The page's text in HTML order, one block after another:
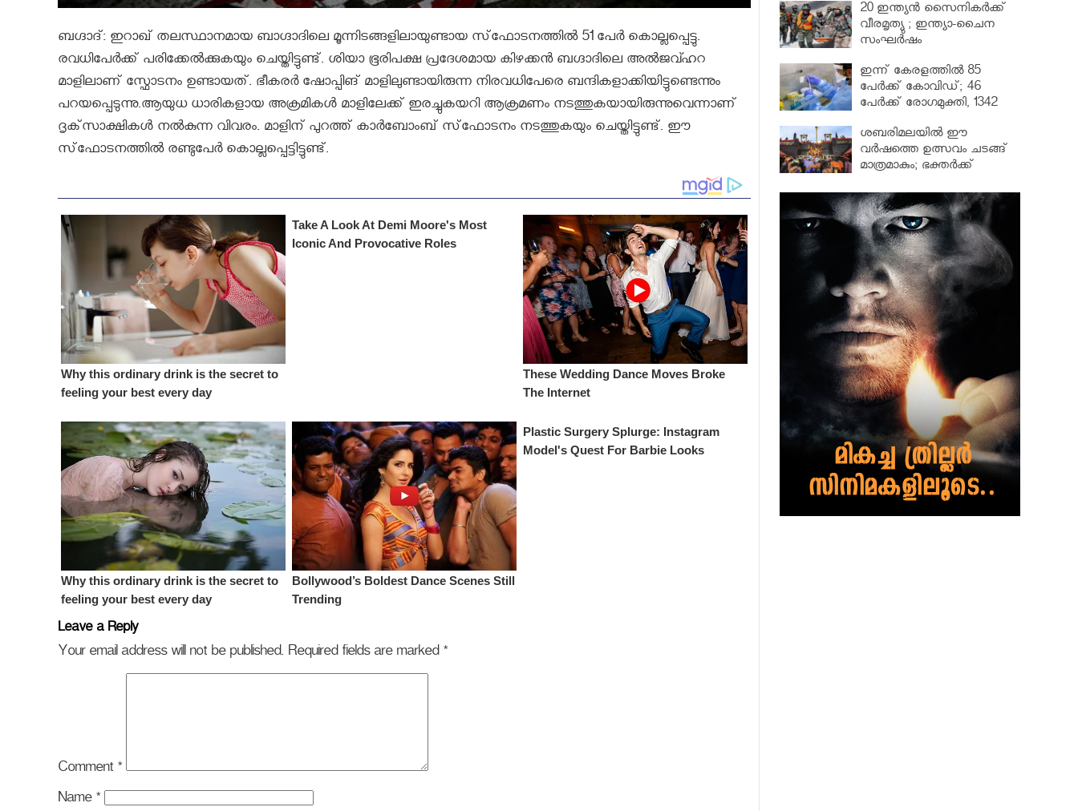
ബഗ്ദാദ്: ഇറാഖ് തലസ്ഥാനമായ ബാഗ്ദാദിലെ മൂന്നിടങ്ങളിലായുണ്ടായ സ്‌ഫോടനത്തില്‍ 51 പേര്‍ കൊല്ലപ്പെട്ടു.
രവധിപേര്‍ക്ക് പരിക്കേല്‍ക്കുകയും ചെയ്തിട്ടുണ്ട്. ശിയാ ഭൂരിപക്ഷ പ്രദേശമായ കിഴക്കന്‍ ബഗ്ദാദിലെ അല്‍ജവ്ഹറ
മാളിലാണ് സ്ഫോടനം ഉണ്ടായത്. ഭീകരര്‍ ഷോപ്പിങ് മാളിലുണ്ടായിരുന്ന നിരവധിപേരെ ബന്ദികളാക്കിയിട്ടുണ്ടെന്നും
പറയപ്പെടുന്നു.ആയുധ ധാരികളായ അക്രമികള്‍ മാളിലേക്ക് ഇരച്ചുകയറി ആക്രമണം നടത്തുകയായിരുന്നുവെന്നാണ്
ദൃക്‌സാക്ഷികള്‍ നല്‍കുന്ന വിവരം. മാളിന് പുറത്ത് കാര്‍ബോംബ് സ്‌ഫോടനം നടത്തുകയും ചെയ്തിട്ടുണ്ട്. ഈ
സ്‌ഫോടനത്തില്‍ രണ്ടുപേര്‍ കൊല്ലപ്പെട്ടിട്ടുണ്ട്.
Leave a Reply
Your email address will not be published. Required fields are marked *
Comment *
Name *
20 ഇന്ത്യൻ സൈനികർക്ക്
വീരമൃത്യു ; ഇന്ത്യാ-ചൈന
സംഘർഷം
ഇന്ന് കേരളത്തിൽ 85
പേർക്ക് കോവിഡ്; 46
പേർക്ക് രോഗമുക്തി, 1342
ശബരിമലയില്‍ ഈ
വർഷത്തെ ഉത്സവം ചടങ്ങ്
മാത്രമാകും; ഭക്തർക്ക്